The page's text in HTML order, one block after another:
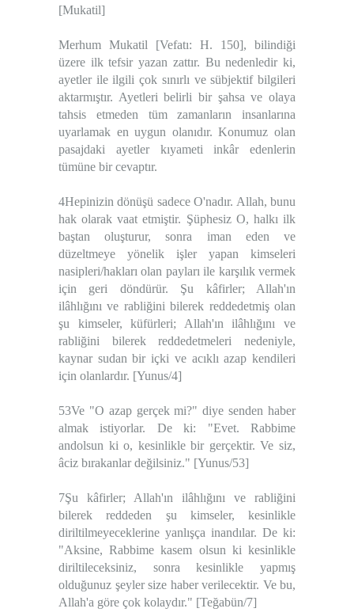
[Mukatil]
Merhum Mukatil [Vefatı: H. 150], bilindiği
üzere ilk tefsir yazan zattır. Bu nedenledir ki,
ayetler ile ilgili çok sınırlı ve sübjektif bilgileri
aktarmıştır. Ayetleri belirli bir şahsa ve olaya
tahsis etmeden tüm zamanların insanlarına
uyarlamak en uygun olanıdır. Konumuz olan
pasajdaki ayetler kıyameti inkâr edenlerin
tümüne bir cevaptır.
4Hepinizin dönüşü sadece O'nadır. Allah, bunu
hak olarak vaat etmiştir. Şüphesiz O, halkı ilk
baştan oluşturur, sonra iman eden ve
düzeltmeye yönelik işler yapan kimseleri
nasipleri/hakları olan payları ile karşılık vermek
için geri döndürür. Şu kâfirler; Allah'ın
ilâhlığını ve rabliğini bilerek reddedetmiş olan
şu kimseler, küfürleri; Allah'ın ilâhlığını ve
rabliğini bilerek reddedetmeleri nedeniyle,
kaynar sudan bir içki ve acıklı azap kendileri
için olanlardır. [Yunus/4]
53Ve "O azap gerçek mi?" diye senden haber
almak istiyorlar. De ki: "Evet. Rabbime
andolsun ki o, kesinlikle bir gerçektir. Ve siz,
âciz bırakanlar değilsiniz." [Yunus/53]
7Şu kâfirler; Allah'ın ilâhlığını ve rabliğini
bilerek reddeden şu kimseler, kesinlikle
diriltilmeyeceklerine yanlışça inandılar. De ki:
"Aksine, Rabbime kasem olsun ki kesinlikle
diriltileceksiniz, sonra kesinlikle yapmış
olduğunuz şeyler size haber verilecektir. Ve bu,
Allah'a göre çok kolaydır." [Teğabün/7]